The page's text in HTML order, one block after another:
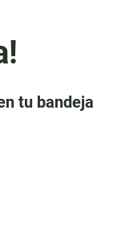
tu bandeja